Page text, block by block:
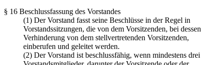
§ 16 Beschlussfassung des Vorstandes
(1) Der Vorstand fasst seine Beschlüsse in der Regel in
Vorstandssitzungen, die von dem Vorsitzenden, bei dessen
Verhinderung von dem stellvertretenden Vorsitzenden,
einberufen und geleitet werden.
(2) Der Vorstand ist beschlussfähig, wenn mindestens drei